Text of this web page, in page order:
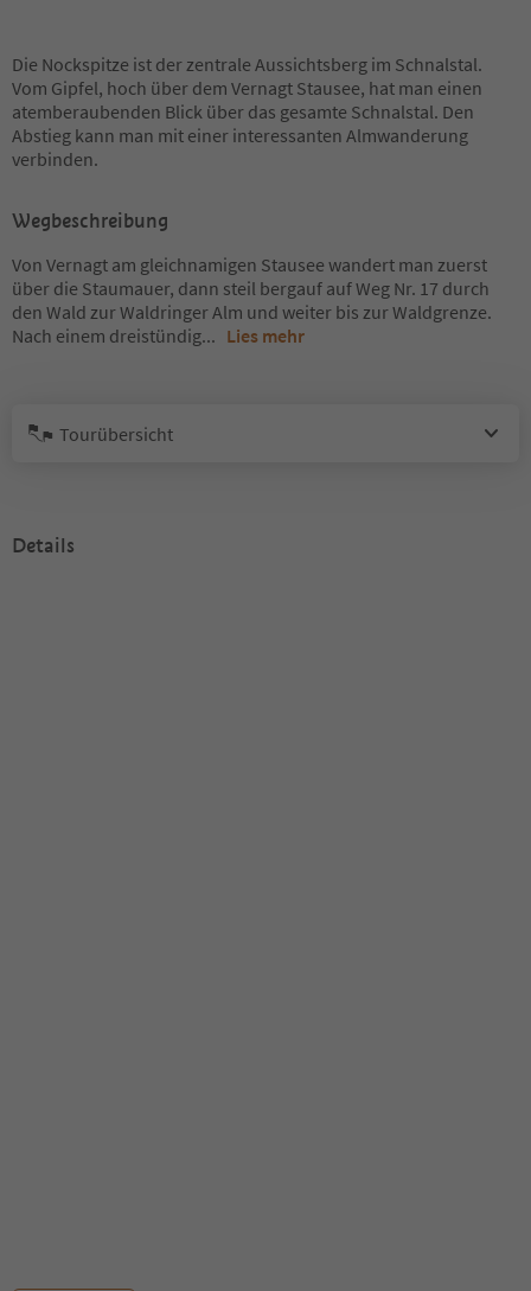
Die Nockspitze ist der zentrale Aussichtsberg im Schnalstal.
Vom Gipfel, hoch über dem Vernagt Stausee, hat man einen
atemberaubenden Blick über das gesamte Schnalstal. Den
Abstieg kann man mit einer interessanten Almwanderung
verbinden.
Wegbeschreibung
Von Vernagt am gleichnamigen Stausee wandert man zuerst
über die Staumauer, dann steil bergauf auf Weg Nr. 17 durch
den Wald zur Waldringer Alm und weiter bis zur Waldgrenze.
Nach einem dreistündig... Lies mehr
Tourübersicht
Details